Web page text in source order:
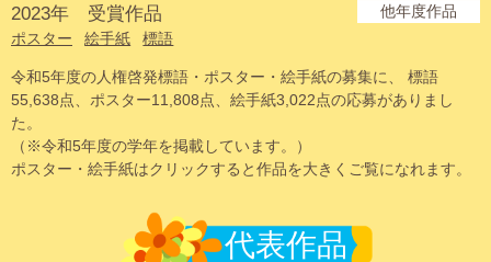
他年度作品
2023年 受賞作品
ポスター 絵手紙 標語
令和5年度の人権啓発標語・ポスター・絵手紙の募集に、 標語
55,638点、ポスター11,808点、絵手紙3,022点の応募がありまし
た。
（※令和5年度の学年を掲載しています。）
ポスター・絵手紙はクリックすると作品を大きくご覧になれます。
代表作品